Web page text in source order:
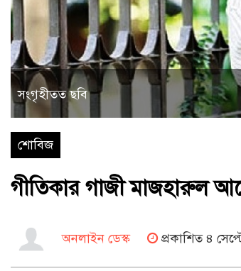
সংগৃহীতত ছবি
শোবিজ
গীতিকার গাজী মাজহারুল
অনলাইন ডেস্ক প্রকাশিত ৪